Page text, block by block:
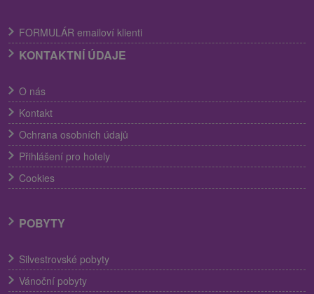
FORMULÁR emailoví klienti
KONTAKTNÍ ÚDAJE
O nás
Kontakt
Ochrana osobních údajů
Přihlášení pro hotely
Cookies
POBYTY
Silvestrovské pobyty
Vánoční pobyty